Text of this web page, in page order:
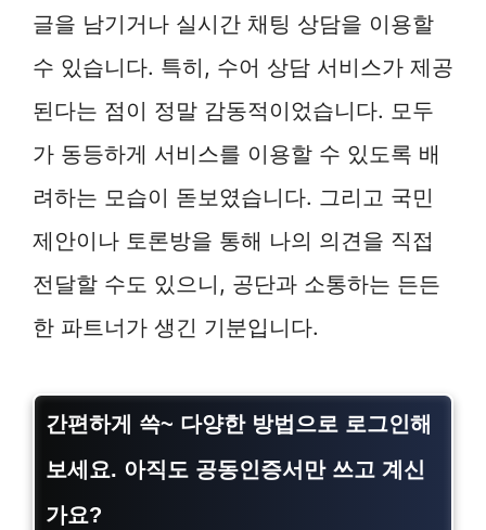
글을 남기거나 실시간 채팅 상담을 이용할
수 있습니다. 특히, 수어 상담 서비스가 제공
된다는 점이 정말 감동적이었습니다. 모두
가 동등하게 서비스를 이용할 수 있도록 배
려하는 모습이 돋보였습니다. 그리고 국민
제안이나 토론방을 통해 나의 의견을 직접
전달할 수도 있으니, 공단과 소통하는 든든
한 파트너가 생긴 기분입니다.
간편하게 쓱~ 다양한 방법으로 로그인해
보세요. 아직도 공동인증서만 쓰고 계신
가요?